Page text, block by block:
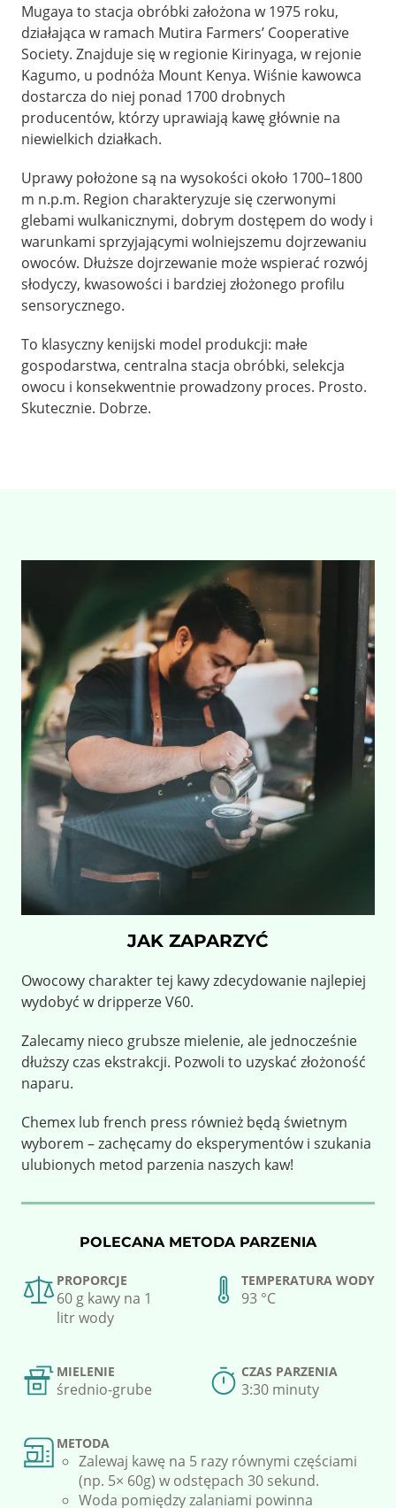
Mugaya to stacja obróbki założona w 1975 roku,
działająca w ramach Mutira Farmers’ Cooperative
Society. Znajduje się w regionie Kirinyaga, w rejonie
Kagumo, u podnóża Mount Kenya. Wiśnie kawowca
dostarcza do niej ponad 1700 drobnych
producentów, którzy uprawiają kawę głównie na
niewielkich działkach.
Uprawy położone są na wysokości około 1700–1800
m n.p.m. Region charakteryzuje się czerwonymi
glebami wulkanicznymi, dobrym dostępem do wody i
warunkami sprzyjającymi wolniejszemu dojrzewaniu
owoców. Dłuższe dojrzewanie może wspierać rozwój
słodyczy, kwasowości i bardziej złożonego profilu
sensorycznego.
To klasyczny kenijski model produkcji: małe
gospodarstwa, centralna stacja obróbki, selekcja
owocu i konsekwentnie prowadzony proces. Prosto.
Skutecznie. Dobrze.
JAK ZAPARZYĆ
Owocowy charakter tej kawy zdecydowanie najlepiej
wydobyć w dripperze V60.
Zalecamy nieco grubsze mielenie, ale jednocześnie
dłuższy czas ekstrakcji. Pozwoli to uzyskać złożoność
naparu.
Chemex lub french press również będą świetnym
wyborem – zachęcamy do eksperymentów i szukania
ulubionych metod parzenia naszych kaw!
POLECANA METODA PARZENIA
PROPORCJE
60 g kawy na 1
litr wody
TEMPERATURA WODY
93 °C
MIELENIE
średnio-grube
CZAS PARZENIA
3:30 minuty
METODA
Zalewaj kawę na 5 razy równymi częściami
(np. 5× 60g) w odstępach 30 sekund.
Woda pomiędzy zalaniami powinna